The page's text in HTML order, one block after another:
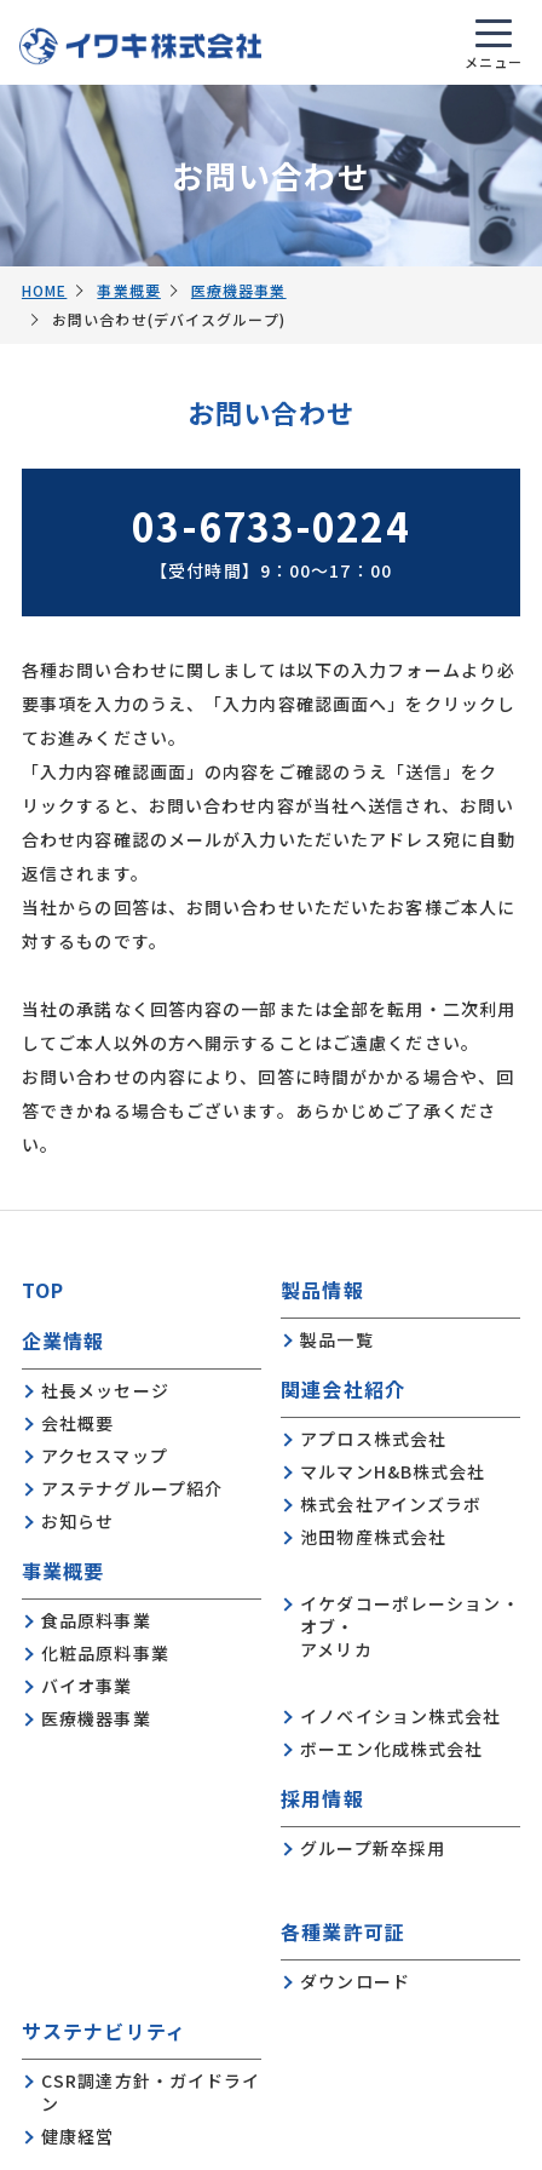
お問い合わせ
HOME 事業概要
医療機器事業
お問い合わせ(デバイスグループ)
お問い合わせ
03-6733-0224
【受付時間】9：00～17：00
各種お問い合わせに関しましては以下の入力フォームより必
要事項を入力のうえ、「入力内容確認画面へ」をクリックし
てお進みください。
「入力内容確認画面」の内容をご確認のうえ「送信」をク
リックすると、お問い合わせ内容が当社へ送信され、お問い
合わせ内容確認のメールが入力いただいたアドレス宛に自動
返信されます。
当社からの回答は、お問い合わせいただいたお客様ご本人に
対するものです。
当社の承諾なく回答内容の一部または全部を転用・二次利用
してご本人以外の方へ開示することはご遠慮ください。
お問い合わせの内容により、回答に時間がかかる場合や、回
答できかねる場合もございます。あらかじめご了承くださ
い。
TOP
企業情報
社長メッセージ
会社概要
アクセスマップ
アステナグループ紹介
お知らせ
事業概要
食品原料事業
化粧品原料事業
バイオ事業
医療機器事業
製品情報
製品一覧
関連会社紹介
アプロス株式会社
マルマンH&B株式会社
株式会社アインズラボ
池田物産株式会社
イケダコーポレーション・
オブ・
アメリカ
イノベイション株式会社
ボーエン化成株式会社
採用情報
グループ新卒採用
各種業許可証
ダウンロード
サステナビリティ
CSR調達方針・ガイドライ
ン
健康経営